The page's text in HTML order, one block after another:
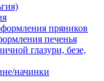
пряников
печенья
глазури, безе,
начинки